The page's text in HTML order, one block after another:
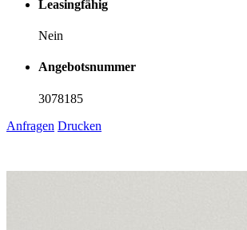
Leasingfähig
Nein
Angebotsnummer
3078185
Anfragen Drucken